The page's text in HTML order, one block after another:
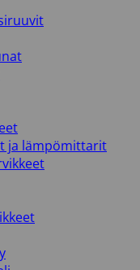
ja lämpömittarit